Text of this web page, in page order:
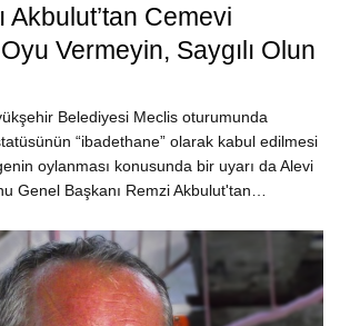
Akbulut’tan Cemevi
Vermeyin, Saygılı Olun
Belediyesi Meclis oturumunda
“ibadethane” olarak kabul edilmesi
oylanması konusunda bir uyarı da Alevi
Genel Başkanı Remzi Akbulut'tan…